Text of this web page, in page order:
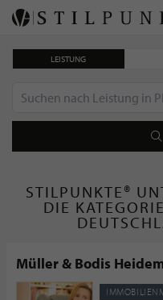
LEISTUNG
STILPUNKTE®
DIE
Müller & Bodis